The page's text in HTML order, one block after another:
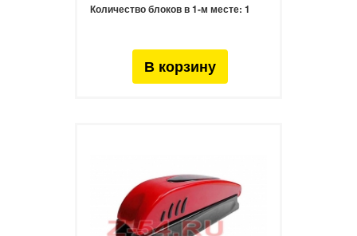
Количество блоков в 1-м месте: 1